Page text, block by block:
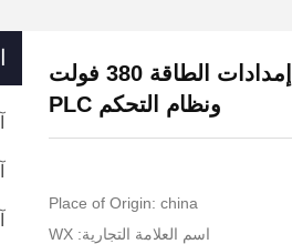
آلة طحن بلاستيكية عالية الكفاءة مع إمدادات الطاقة 380 فولت
ونظام التحكم PLC
Place of Origin: china
اسم العلامة التجارية: WX